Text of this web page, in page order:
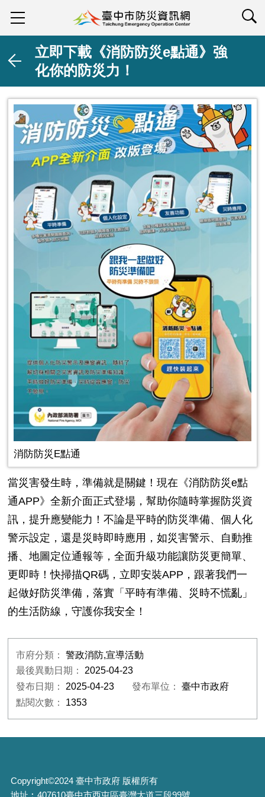
立即下載《消防防災e點通》強
化你的防災力！
消防防災E點通
當災害發生時，準備就是關鍵！現在《消防防災e點
通APP》全新介面正式登場，幫助你隨時掌握防災資
訊，提升應變能力！不論是平時的防災準備、個人化
警示設定，還是災時即時應用，如災害警示、自動推
播、地圖定位通報等，全面升級功能讓防災更簡單、
更即時！快掃描QR碼，立即安裝APP，跟著我們一
起做好防災準備，落實「平時有準備、災時不慌亂」
的生活防線，守護你我安全！
市府分類：警政消防,宣導活動
最後異動日期： 2025-04-23
發布日期： 2025-04-23 發布單位： 臺中市政府
點閱次數： 1353
Copyright©2024 臺中市政府 版權所有